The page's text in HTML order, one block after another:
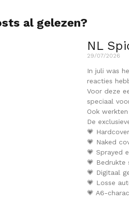
al gelezen?
NL
29/07/2026
In juli was
reacties
Voor deze
speciaal
Ook
De
💗
💗 Naked
💗 Sprayed
💗 Bedrukte
💗 Digitaal
💗 Losse
💗 A6-